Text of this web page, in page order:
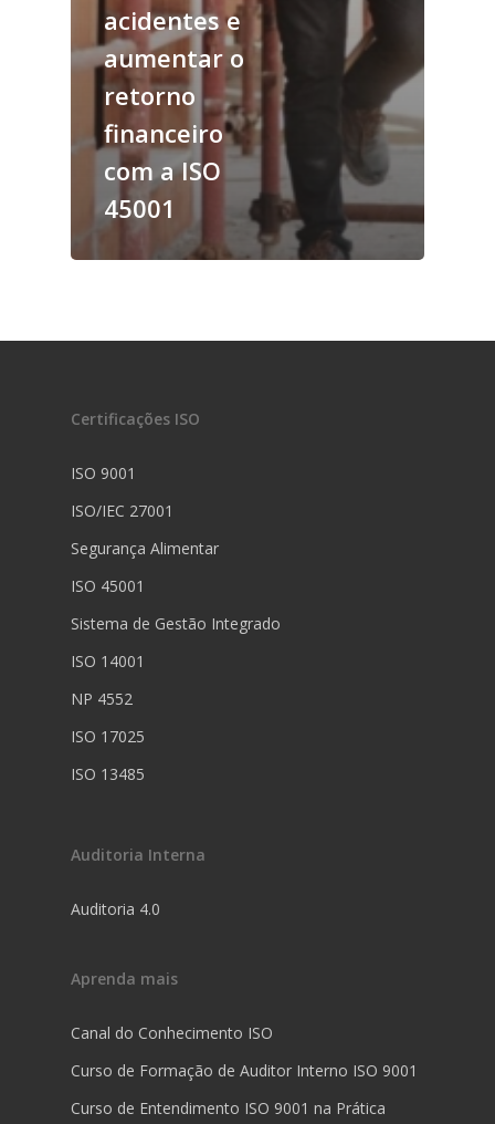
acidentes e
aumentar o
retorno
financeiro
com a ISO
45001
Certificações ISO
ISO 9001
ISO/IEC 27001
Segurança Alimentar
ISO 45001
Sistema de Gestão Integrado
ISO 14001
NP 4552
ISO 17025
ISO 13485
Auditoria Interna
Auditoria 4.0
Aprenda mais
Canal do Conhecimento ISO
Curso de Formação de Auditor Interno ISO 9001
Curso de Entendimento ISO 9001 na Prática